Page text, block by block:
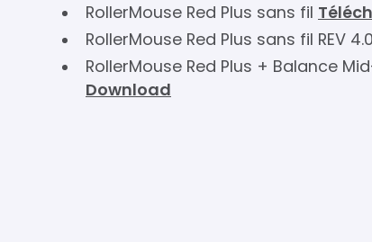
RollerMouse Red Plus sans fil
RollerMouse Red Plus sans fil REV 4.0
RollerMouse Red Plus + Balance
Download